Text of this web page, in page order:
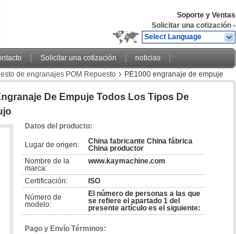
Soporte y Ventas
Solicitar una cotización -
Select Language
Solicitar una cotización
noticias
de engranajes POM Repuesto
PE1000 engranaje de empuje
De Empuje Todos Los Tipos De
Datos del producto:
Lugar de origen:
China fabricante China fábrica
China productor
Nombre de la
marca:
www.kaymachine.com
Certificación:
ISO
Número de
modelo:
El número de personas a las que
se refiere el apartado 1 del
presente artículo es el siguiente:
Pago y Envío Términos: